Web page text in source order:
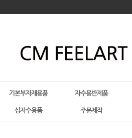
기본부자재용품 자수용반제품
십자수용품 주문제작